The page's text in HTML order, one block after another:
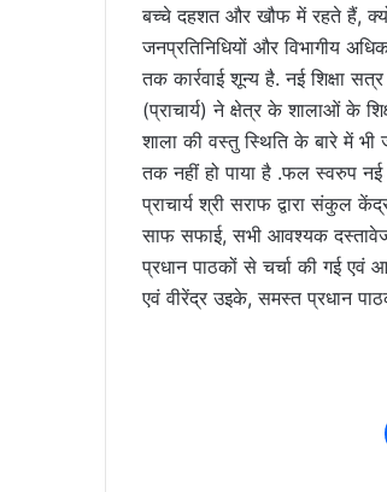
बच्चे दहशत और खौफ में रहते हैं,
जनप्रतिनिधियों और विभागीय
तक कार्रवाई शून्य है. नई शिक्षा
(प्राचार्य) ने क्षेत्र के शालाओं के
शाला की वस्तु स्थिति के बारे में भी
तक नहीं हो पाया है .फल स्वरुप
प्राचार्य श्री सराफ द्वारा संकुल
साफ सफाई, सभी आवश्यक दस्तावेज
प्रधान पाठकों से चर्चा की गई एवं
एवं वीरेंद्र उइके, समस्त प्रधान